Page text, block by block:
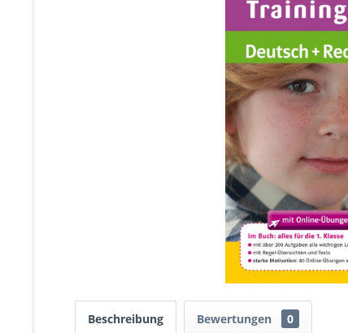
Beschreibung Bewertungen 0